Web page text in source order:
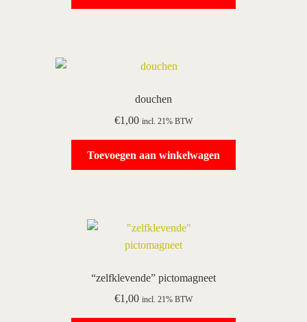
douchen
€1,00 incl. 21% BTW
Toevoegen aan winkelwagen
“zelfklevende” pictomagneet
€1,00 incl. 21% BTW